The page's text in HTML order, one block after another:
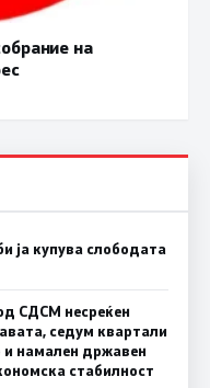
на
ја купува слободата
СДСМ несреќен
седум квартали
намален државен
стабилност